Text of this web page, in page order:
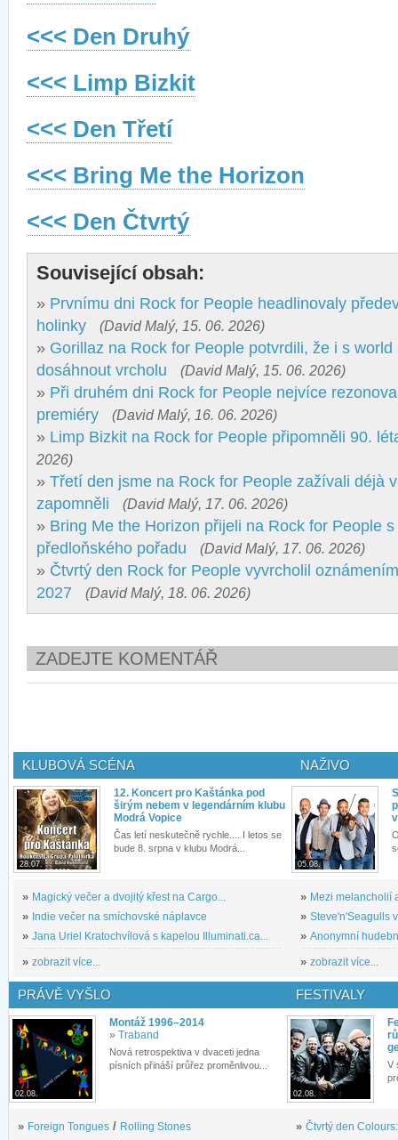
<<< Den Druhý
<<< Limp Bizkit
<<< Den Třetí
<<< Bring Me the Horizon
<<< Den Čtvrtý
Související obsah:
» Prvnímu dni Rock for People headlinovaly
holinky
(David Malý, 15. 06. 2026)
» Gorillaz na Rock for People potvrdili, že i s
dosáhnout vrcholu
(David Malý, 15. 06. 2026)
» Při druhém dni Rock for People nejvíce
premiéry
(David Malý, 16. 06. 2026)
» Limp Bizkit na Rock for People připomněli 90.
2026)
» Třetí den jsme na Rock for People zažívali déjà
zapomněli
(David Malý, 17. 06. 2026)
» Bring Me the Horizon přijeli na Rock for People
předloňského pořadu
(David Malý, 17. 06. 2026)
» Čtvrtý den Rock for People vyvrcholil
2027
(David Malý, 18. 06. 2026)
ZADEJTE KOMENTÁŘ
KLUBOVÁ SCÉNA
28.07.
12. Koncert pro Kaštánka pod
širým nebem v legendárním klubu
Modrá Vopice
Čas letí neskutečně rychle.... I letos se
bude 8. srpna v klubu Modrá...
» Magický večer a dvojitý křest na Cargo...
» Indie večer na smíchovské náplavce
» Jana Uriel Kratochvílová s kapelou Illuminati.ca...
» zobrazit více...
NAŽIVO
05.08.
» Mezi melancholií
» Steve'n'Seagulls
» Anonymní
» zobrazit více...
PRÁVĚ VYŠLO
02.08.
Montáž 1996–2014
» Traband
Nová retrospektiva v dvaceti jedna
písních přináší průřez proměnlivou...
» Foreign Tongues / Rolling Stones
FESTIVALY
02.08.
V
» Čtvrtý den